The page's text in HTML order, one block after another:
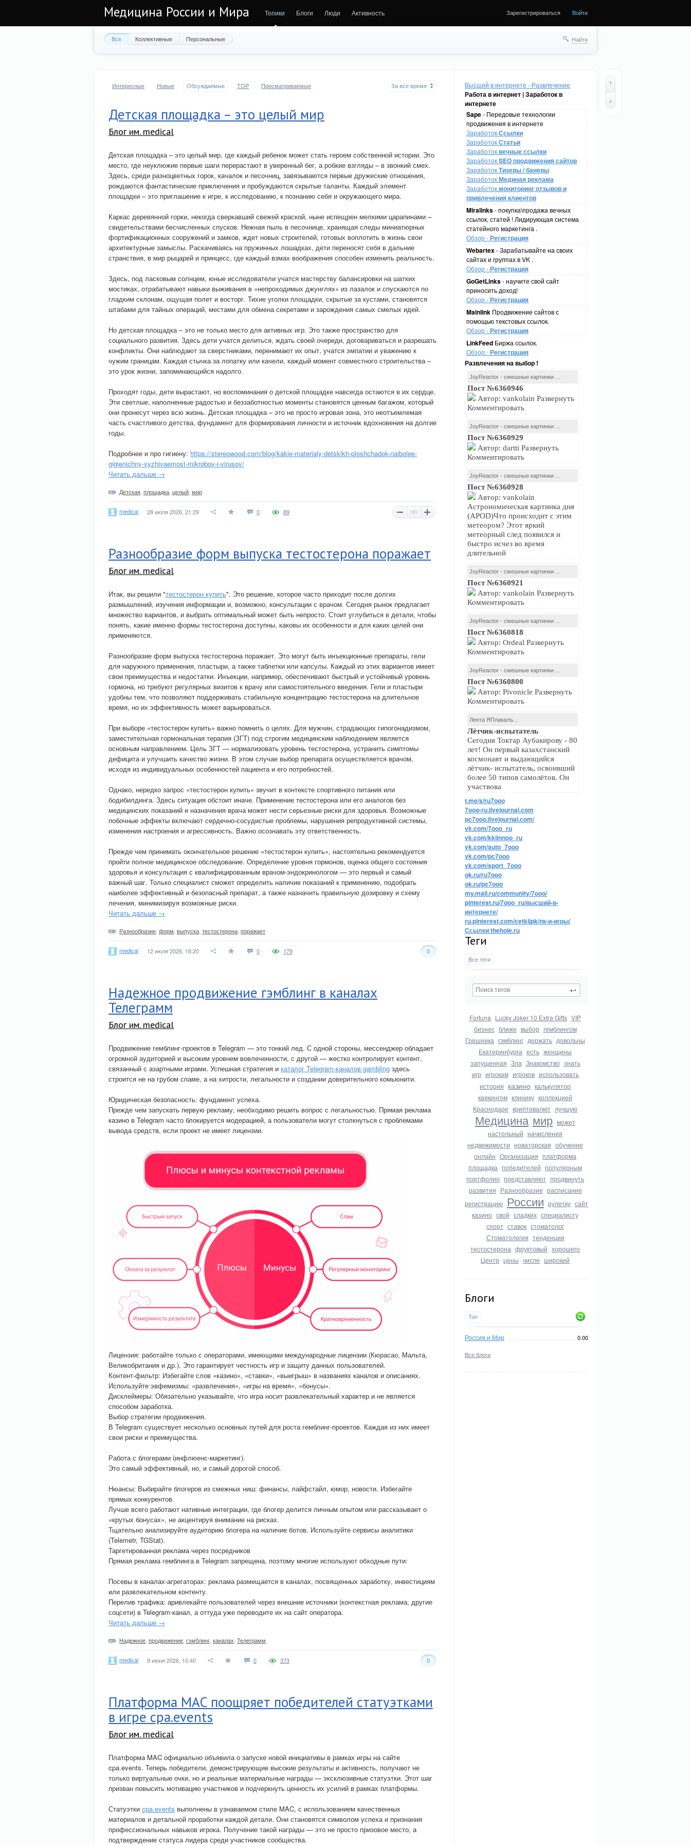
Медицина России и Мира Топики Блоги Люди Активность Зарегистрироваться Войти
Все Коллективные Персональные Найти
Высший в интернете - Развлечение
Работа в интернет | Заработок в
интернете
Sape- Передовые технологии
продвижения в интернете
ЗаработокСсылки
ЗаработокСтатьи
Заработоквечные ссылки
ЗаработокSEO продвижения сайтов
ЗаработокТизеры / банеры
ЗаработокМединая реклама
Заработокмониторинг отзывов и
привлечения клиентов
Miralinks- покупка\продажа вечных
ссылок, статей ! Лидирующая система
статейного маркетинга .
Обзор -Регистрация
Webartex- Зарабатывайте на своих
сайтах и группах в VK .
Обзор -Регистрация
GoGetLinks- научите свой сайт
приносить доход!
Обзор -Регистрация
Mainlink Продвижение сайтов с
помощью текстовых ссылок.
Обзор -Регистрация
LinkFeed Биржа ссылок.
Обзор -Регистрация
Развлечения на выбор !
JoyReactor - смешные картинки ...
Пост №6360946
Автор: vankolain Развернуть
Комментировать
JoyReactor - смешные картинки ...
Пост №6360929
Автор: dartti Развернуть
Комментировать
JoyReactor - смешные картинки ...
Пост №6360928
Автор: vankolain
Астрономическая картинка дня
(APOD)Что происходит с этим
метеором? Этот яркий
метеорный след появился и
быстро исчез во время
длительной
JoyReactor - смешные картинки ...
Пост №6360921
Автор: vankolain Развернуть
Комментировать
JoyReactor - смешные картинки ...
Пост №6360818
Автор: Ordeal Развернуть
Комментировать
JoyReactor - смешные картинки ...
Пост №6360800
Автор: Pivonicle Развернуть
Комментировать
Лента ЯПлакалъ...
Лётчик-испытатель
Сегодня Токтар Аубакирову - 80
лет! Он первый казахстанский
космонавт и выдающийся
лётчик- испытатель, освоивший
более 50 типов самолётов. Он
участвова
t.me/s/ru7ooo
7ooo-ru.livejournal.com
pc7ooo.livejournal.com/
vk.com/7ooo_ru
vk.com/kkiinnoo_ru
vk.com/auto_7ooo
vk.com/pc7ooo
vk.com/sport_7ooo
ok.ru/ru7ooo
ok.ru/pc7ooo
my.mail.ru/community/7ooo/
pinterest.ru/7ooo_ru/высший-в-
интернете/
ru.pinterest.com/cetkijpk/пк-и-игры/
Ссылки thehole.ru
Теги
Все теги
Fortuna Lucky Joker 10 Extra Gifts VIP
бизнес ближе выбор гемблингом
Грешника гэмблинг держать довольны
Екатеринбурга есть женщины
запущенная Зла Знакомство знать
игр игрокам игроков использовать
история казино калькулятор
каякингом клинику коллекцией
Краснодаре криптовалют лучшую
Медицина мир может
настольный начисления
недвижимости новаторская обучение
онлайн Организация платформа
площадка победителей популярным
портфолио представляют продвинуть
развития Разнообразие расписание
регистрацию России рулетку сайт
казино свой сладких специалисту
спорт ставок стоматолог
Стоматология тенденции
тестостерона фруктовый хорошего
Центр цены числе широкий
Блоги
Топ
Россия и Мир 0.00
Все блоги
Интересные Новые Обсуждаемые TOP Просматриваемые За все время
Детская площадка – это целый мир
Блог им. medical
Детская площадка – это целый мир, где каждый ребенок может стать героем собственной истории. Это
место, где неуклюжие первые шаги перерастают в уверенный бег, а робкие взгляды – в звонкий смех.
Здесь, среди разноцветных горок, качалок и песочниц, завязываются первые дружеские отношения,
рождаются фантастические приключения и пробуждаются скрытые таланты. Каждый элемент
площадки – это приглашение к игре, к исследованию, к познанию себя и окружающего мира.
Каркас деревянной горки, некогда сверкавший свежей краской, ныне испещрен мелкими царапинами –
свидетельствами бесчисленных спусков. Нежная пыль в песочнице, хранящая следы миниатюрных
фортификационных сооружений и замков, ждет новых строителей, готовых воплотить в жизнь свои
архитектурные замыслы. Раскачиваясь на пружинных лошадках, дети переносят себя в дальние
странствия, в мир рыцарей и принцесс, где каждый взмах воображения способен изменить реальность.
Здесь, под ласковым солнцем, юные исследователи учатся мастерству балансировки на шатких
мостиках, отрабатывают навыки выживания в «непроходимых джунглях» из лазалок и спускаются по
гладким склонам, ощущая полет и восторг. Тихие уголки площадки, скрытые за кустами, становятся
штабами для тайных операций, местами для обмена секретами и зарождения самых смелых идей.
Но детская площадка – это не только место для активных игр. Это также пространство для
социального развития. Здесь дети учатся делиться, ждать своей очереди, договариваться и разрешать
конфликты. Они наблюдают за сверстниками, перенимают их опыт, учатся эмпатии и уважению к
чужим границам. Каждая стычка за лопатку или качели, каждый момент совместного строительства –
это урок жизни, запоминающийся надолго.
Проходят годы, дети вырастают, но воспоминания о детской площадке навсегда остаются в их сердце.
Эти светлые, наполненные радостью и беззаботностью моменты становятся ценным багажом, который
они пронесут через всю жизнь. Детская площадка – это не просто игровая зона, это неотъемлемая
часть счастливого детства, фундамент для формирования личности и источник вдохновения на долгие
годы.
Подробнее и про гигиену: https://stereowood.com/blog/kakie-materialy-detskikh-ploshchadok-naibolee-
gigienichny-vyzhivaemost-mikrobov-i-virusov/
Читать дальше →
Детская площадка целый мир
medical 28 июля 2026, 21:29 0 89
Разнообразие форм выпуска тестостерона поражает
Блог им. medical
Итак, вы решили "тестостерон купить". Это решение, которое часто приходит после долгих
размышлений, изучения информации и, возможно, консультации с врачом. Сегодня рынок предлагает
множество вариантов, и выбрать оптимальный может быть непросто. Стоит углубиться в детали, чтобы
понять, какие именно формы тестостерона доступны, каковы их особенности и для каких целей они
применяются.
Разнообразие форм выпуска тестостерона поражает. Это могут быть инъекционные препараты, гели
для наружного применения, пластыри, а также таблетки или капсулы. Каждый из этих вариантов имеет
свои преимущества и недостатки. Инъекции, например, обеспечивают быстрый и устойчивый уровень
гормона, но требуют регулярных визитов к врачу или самостоятельного введения. Гели и пластыри
удобны тем, что позволяют поддерживать стабильную концентрацию тестостерона на длительное
время, но их эффективность может варьироваться.
При выборе «тестостерон купить» важно помнить о целях. Для мужчин, страдающих гипогонадизмом,
заместительная гормональная терапия (ЗГТ) под строгим медицинским наблюдением является
основным направлением. Цель ЗГТ — нормализовать уровень тестостерона, устранить симптомы
дефицита и улучшить качество жизни. В этом случае выбор препарата осуществляется врачом,
исходя из индивидуальных особенностей пациента и его потребностей.
Однако, нередко запрос «тестостерон купить» звучит в контексте спортивного питания или
бодибилдинга. Здесь ситуация обстоит иначе. Применение тестостерона или его аналогов без
медицинских показаний и назначения врача может нести серьезные риски для здоровья. Возможные
побочные эффекты включают сердечно-сосудистые проблемы, нарушения репродуктивной системы,
изменения настроения и агрессивность. Важно осознавать эту ответственность.
Прежде чем принимать окончательное решение «тестостерон купить», настоятельно рекомендуется
пройти полное медицинское обследование. Определение уровня гормонов, оценка общего состояния
здоровья и консультация с квалифицированным врачом-эндокринологом — это первый и самый
важный шаг. Только специалист сможет определить наличие показаний к применению, подобрать
наиболее эффективный и безопасный препарат, а также назначить правильную дозировку и схему
лечения, минимизируя возможные риски.
Читать дальше →
Разнообразие форм выпуска тестостерона поражает
medical 12 июля 2026, 18:20 0 0
179
Надежное продвижение гэмблинг в каналах
Телеграмм
Блог им. medical
Продвижение гемблинг-проектов в Telegram — это тонкий лед. С одной стороны, мессенджер обладает
огромной аудиторией и высоким уровнем вовлеченности, с другой — жестко контролирует контент,
связанный с азартными играми. Успешная стратегия и каталог Telegram-каналов gambling здесь
строится не на грубом спаме, а на хитрости, легальности и создании доверительного комьюнити.
Юридическая безопасность: фундамент успеха.
Прежде чем запускать первую рекламу, необходимо решить вопрос с легальностью. Прямая реклама
казино в Telegram часто блокируется модерацией, а пользователи могут столкнуться с проблемами
вывода средств, если проект не имеет лицензии.
Лицензия: работайте только с операторами, имеющими международные лицензии (Кюрасао, Мальта,
Великобритания и др.). Это гарантирует честность игр и защиту данных пользователей.
Контент-фильтр: Избегайте слов «казино», «ставки», «выигрыш» в названиях каналов и описаниях.
Используйте эвфемизмы: «развлечения», «игры на время», «бонусы».
Дисклеймеры: Обязательно указывайте, что игра носит развлекательный характер и не является
способом заработка.
Выбор стратегии продвижения.
В Telegram существует несколько основных путей для роста гемблинг-проектов. Каждая из них имеет
свои риски и преимущества.
Работа с блогерами (инфлюенс-маркетинг).
Это самый эффективный, но, и самый дорогой способ.
Нюансы: Выбирайте блогеров из смежных ниш: финансы, лайфстайл, юмор, новости. Избегайте
прямых конкурентов.
Лучше всего работают нативные интеграции, где блогер делится личным опытом или рассказывает о
«крутых бонусах», не акцентируя внимание на рисках.
Тщательно анализируйте аудиторию блогера на наличие ботов. Используйте сервисы аналитики
(Telemetr, TGStat).
Таргетированная реклама через посредников
Прямая реклама гемблинга в Telegram запрещена, поэтому многие используют обходные пути:
Посевы в каналах-агрегаторах: реклама размещается в каналах, посвященных заработку, инвестициям
или развлекательном контенту.
Перелив трафика: аривлекайте пользователей через внешние источники (контекстная реклама, другие
соцсети) в Telegram-канал, а оттуда уже переводите их на сайт оператора.
Читать дальше →
Надежное продвижение гэмблинг каналах Телеграмм
medical 9 июня 2026, 10:40 0 0
373
Платформа MAC поощряет победителей статуэтками
в игре cpa.events
Блог им. medical
Платформа MAC официально объявила о запуске новой инициативы в рамках игры на сайте
cpa.events. Теперь победители, демонстрирующие высокие результаты и активность, получают не
только виртуальные очки, но и реальные материальные награды — эксклюзивные статуэтки. Этот шаг
призван повысить мотивацию участников и подчеркнуть ценность их усилий в рамках платформы.
Статуэтки cpa.events выполнены в узнаваемом стиле MAC, с использованием качественных
материалов и детальной проработки каждой детали. Они становятся символом успеха и признания
профессиональных навыков игрока. Получение такой награды — это не просто призовое место, а
подтверждение статуса лидера среди участников сообщества.